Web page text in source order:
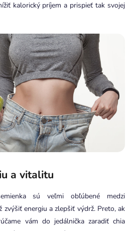
kalorický príjem a prispieť tak svojej
a vitalitu
sú veľmi obľúbené medzi
zvýšiť energiu a zlepšiť výdrž. Preto, ak
vám do jedálnička zaradiť chia